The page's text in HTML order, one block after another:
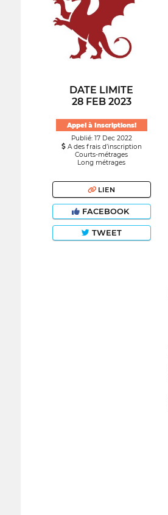
DATE LIMITE
28 FEB 2023
Appel à Inscriptions!
Publié: 17 Dec 2022
A des frais d’inscription
Courts-métrages
Long métrages
LIEN
FACEBOOK
TWEET